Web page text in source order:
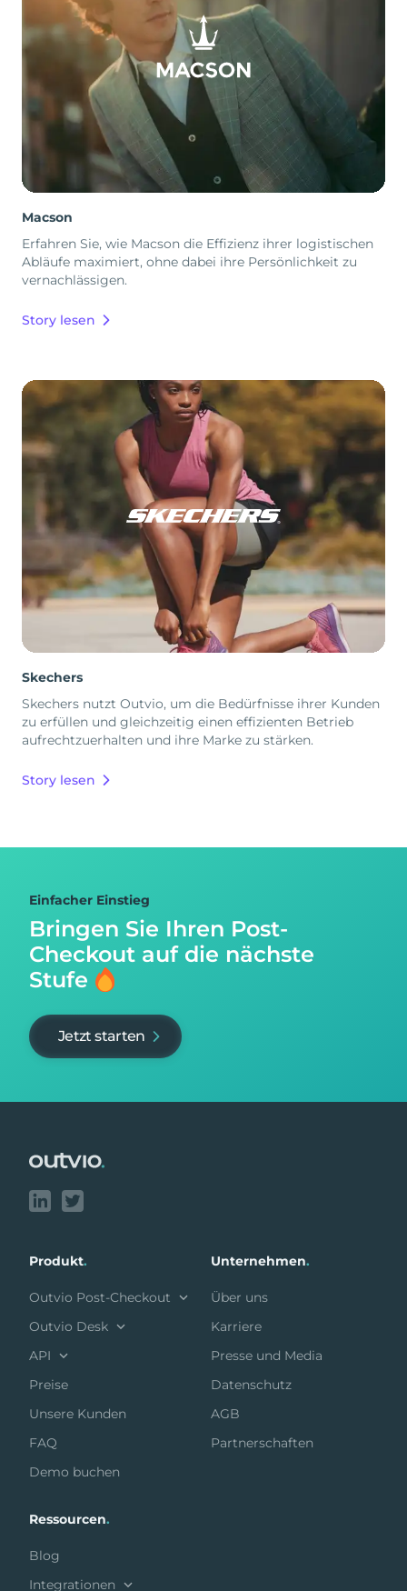
Macson
Erfahren Sie, wie Macson die Effizienz ihrer logistischen
Abläufe maximiert, ohne dabei ihre Persönlichkeit zu
vernachlässigen.
Story lesen
Skechers
Skechers nutzt Outvio, um die Bedürfnisse ihrer Kunden
zu erfüllen und gleichzeitig einen effizienten Betrieb
aufrechtzuerhalten und ihre Marke zu stärken.
Story lesen
Einfacher Einstieg
Bringen Sie Ihren Post-
Checkout auf die nächste
Stufe
Jetzt starten
Produkt.
Outvio Post-Checkout
Outvio Desk
API
Preise
Unsere Kunden
FAQ
Demo buchen
Unternehmen.
Über uns
Karriere
Presse und Media
Datenschutz
AGB
Partnerschaften
Ressourcen.
Blog
Integrationen